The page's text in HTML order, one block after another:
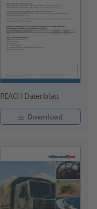
REACH Datenblatt
Download